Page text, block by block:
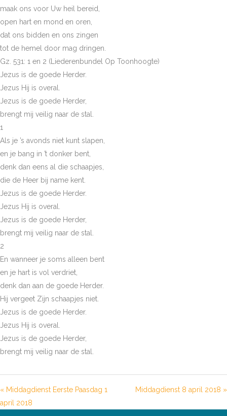
maak ons voor Uw heil bereid,
open hart en mond en oren,
dat ons bidden en ons zingen
tot de hemel door mag dringen.
Gz. 531: 1 en 2 (Liederenbundel Op Toonhoogte)
Jezus is de goede Herder.
Jezus Hij is overal.
Jezus is de goede Herder,
brengt mij veilig naar de stal.
1
Als je ’s avonds niet kunt slapen,
en je bang in ’t donker bent,
denk dan eens al die schaapjes,
die de Heer bij name kent.
Jezus is de goede Herder.
Jezus Hij is overal.
Jezus is de goede Herder,
brengt mij veilig naar de stal.
2
En wanneer je soms alleen bent
en je hart is vol verdriet,
denk dan aan de goede Herder.
Hij vergeet Zijn schaapjes niet.
Jezus is de goede Herder.
Jezus Hij is overal.
Jezus is de goede Herder,
brengt mij veilig naar de stal.
« Middagdienst Eerste Paasdag 1
april 2018
Middagdienst 8 april 2018 »